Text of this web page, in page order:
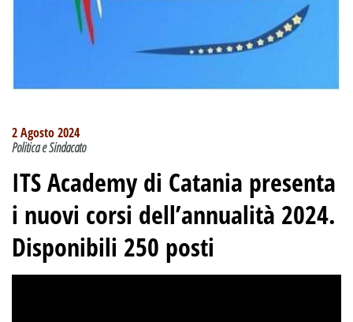
2 Agosto 2024
Politica e Sindacato
ITS Academy di Catania presenta
i nuovi corsi dell’annualità 2024.
Disponibili 250 posti